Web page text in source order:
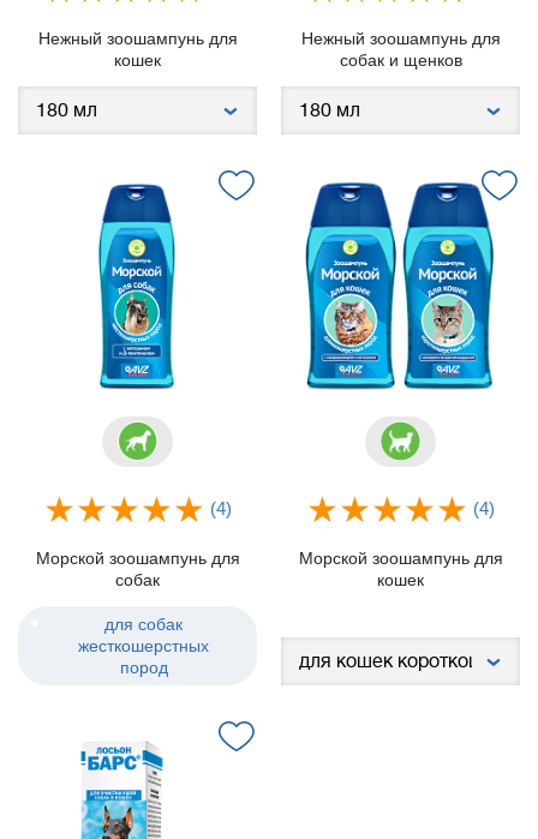
Нежный зоошампунь для
кошек
Нежный зоошампунь для
собак и щенков
(4)
Морской зоошампунь для
собак
для собак
жесткошерстных
пород
(4)
Морской зоошампунь для
кошек